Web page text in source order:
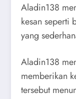
Aladin138
kesan seperti
yang
Aladin138
memberikan
tersebut